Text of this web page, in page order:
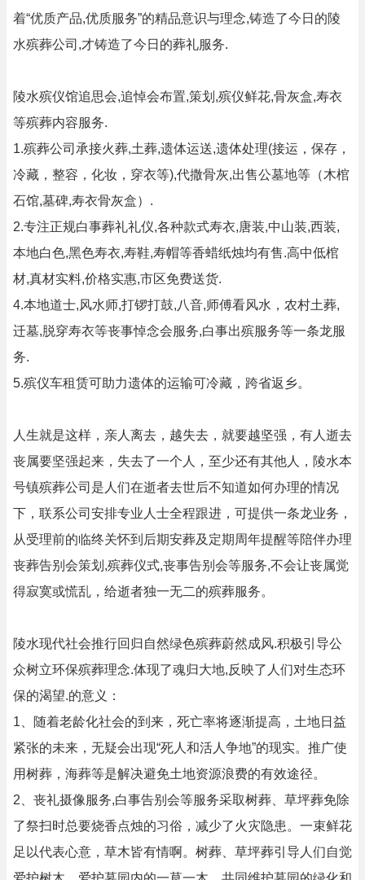
着“优质产品,优质服务”的精品意识与理念,铸造了今日的陵
水殡葬公司,才铸造了今日的葬礼服务.
陵水殡仪馆追思会,追悼会布置,策划,殡仪鲜花,骨灰盒,寿衣
等殡葬内容服务.
1.殡葬公司承接火葬,土葬,遗体运送,遗体处理(接运，保存，
冷藏，整容，化妆，穿衣等),代撒骨灰,出售公墓地等（木棺
石馆,墓碑,寿衣骨灰盒）.
2.专注正规白事葬礼礼仪,各种款式寿衣,唐装,中山装,西装,
本地白色,黑色寿衣,寿鞋,寿帽等香蜡纸烛均有售.高中低棺
材,真材实料,价格实惠,市区免费送货.
4.本地道士,风水师,打锣打鼓,八音,师傅看风水，农村土葬,
迁墓,脱穿寿衣等丧事悼念会服务,白事出殡服务等一条龙服
务.
5.殡仪车租赁可助力遗体的运输可冷藏，跨省返乡。
人生就是这样，亲人离去，越失去，就要越坚强，有人逝去
丧属要坚强起来，失去了一个人，至少还有其他人，陵水本
号镇殡葬公司是人们在逝者去世后不知道如何办理的情况
下，联系公司安排专业人士全程跟进，可提供一条龙业务，
从受理前的临终关怀到后期安葬及定期周年提醒等陪伴办理
丧葬告别会策划,殡葬仪式,丧事告别会等服务,不会让丧属觉
得寂寞或慌乱，给逝者独一无二的殡葬服务。
陵水现代社会推行回归自然绿色殡葬蔚然成风.积极引导公
众树立环保殡葬理念.体现了魂归大地,反映了人们对生态环
保的渴望.的意义：
1、随着老龄化社会的到来，死亡率将逐渐提高，土地日益
紧张的未来，无疑会出现“死人和活人争地”的现实。推广使
用树葬，海葬等是解决避免土地资源浪费的有效途径。
2、丧礼摄像服务,白事告别会等服务采取树葬、草坪葬免除
了祭扫时总要烧香点烛的习俗，减少了火灾隐患。一束鲜花
足以代表心意，草木皆有情啊。树葬、草坪葬引导人们自觉